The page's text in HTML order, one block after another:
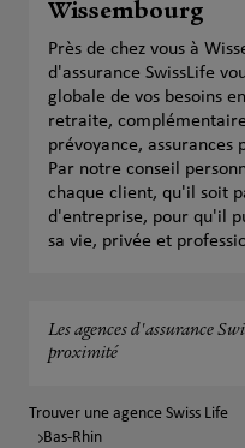
Wissembourg
Près de chez vous à
d'assurance SwissLife
globale de vos besoins
retraite,
prévoyance, assurances
Par notre conseil
chaque client, qu'il soit
d'entreprise, pour qu'il
sa vie, privée et
Les agences d'assurance
proximité
Trouver une agence Swiss Life
Bas-Rhin